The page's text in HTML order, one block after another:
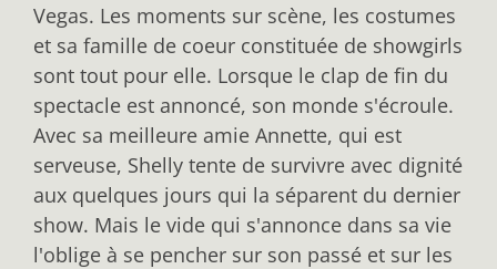
Vegas. Les moments sur scène, les costumes
et sa famille de coeur constituée de showgirls
sont tout pour elle. Lorsque le clap de fin du
spectacle est annoncé, son monde s'écroule.
Avec sa meilleure amie Annette, qui est
serveuse, Shelly tente de survivre avec dignité
aux quelques jours qui la séparent du dernier
show. Mais le vide qui s'annonce dans sa vie
l'oblige à se pencher sur son passé et sur les